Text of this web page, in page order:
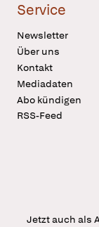
Service
Newsletter
Über uns
Kontakt
Mediadaten
Abo kündigen
RSS-Feed
Jetzt auch als